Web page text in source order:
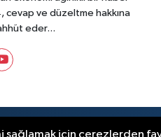
cevap ve düzeltme hakkına
eder...
© 2026. Her hakkı saklıdır.
sağlamak için çerezlerden